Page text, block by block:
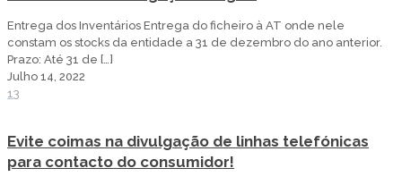
Entrega dos Inventários Entrega do ficheiro à AT onde nele
constam os stocks da entidade a 31 de dezembro do ano anterior.
Prazo: Até 31 de […]
Julho 14, 2022
13
Evite coimas na divulgação de linhas telefónicas
para contacto do consumidor!